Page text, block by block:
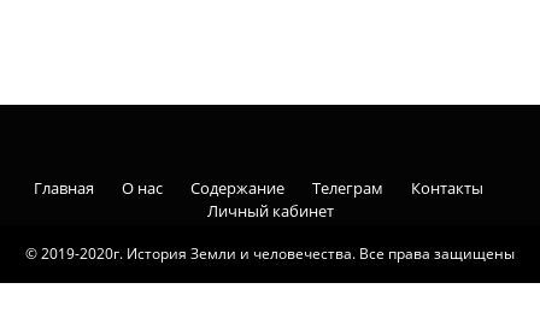
© 2019-2020г. История Земли и человечества. Все права защищены
Главная О нас Содержание Телеграм
Контакты
Личный кабинет